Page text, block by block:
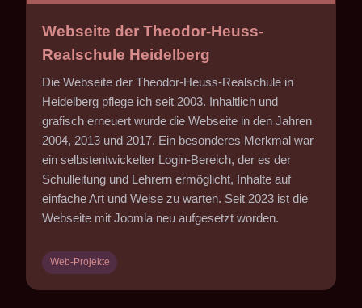
Webseite der Theodor-Heuss-
Realschule Heidelberg
Die Webseite der Theodor-Heuss-Realschule in
Heidelberg pflege ich seit 2003. Inhaltlich und
grafisch erneuert wurde die Webseite in den Jahren
2004, 2013 und 2017. Ein besonderes Merkmal war
ein selbstentwickelter Login-Bereich, der es der
Schulleitung und Lehrern ermöglicht, Inhalte auf
einfache Art und Weise zu warten. Seit 2023 ist die
Webseite mit Joomla neu aufgesetzt worden.
Web-Projekte